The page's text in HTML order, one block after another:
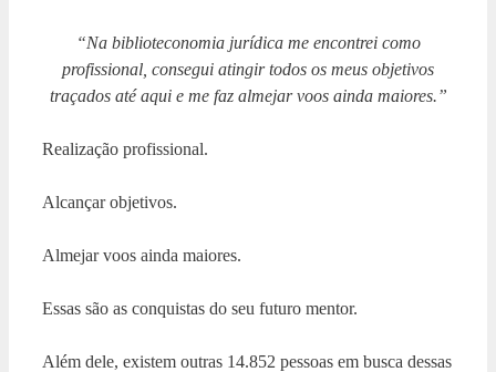
“Na biblioteconomia jurídica me encontrei como
profissional, consegui atingir todos os meus objetivos
traçados até aqui e me faz almejar voos ainda maiores.”
Realização profissional.
Alcançar objetivos.
Almejar voos ainda maiores.
Essas são as conquistas do seu futuro mentor.
Além dele, existem outras 14.852 pessoas em busca dessas